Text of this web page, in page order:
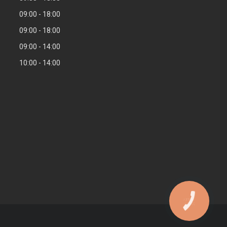
09:00
18:00
09:00
18:00
09:00
14:00
10:00 14:00
КНОПКА
ЗВ'ЯЗКУ